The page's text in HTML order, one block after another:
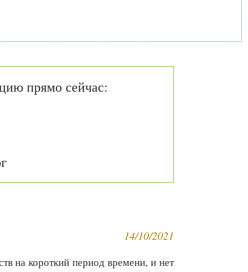
прямо сейчас:
14/10/2021
на короткий период времени, и нет